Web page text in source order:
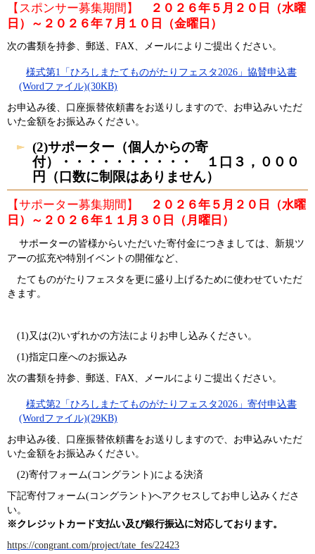
【スポンサー募集期間】
２０２６年５月２０日（水曜
日）～２０２６年７月１０日（金曜日）
次の書類を持参、郵送、FAX、メールによりご提出ください。
様式第1「ひろしまたてものがたりフェスタ2026」協賛申込書
(Wordファイル)(30KB)
お申込み後、口座振替依頼書をお送りしますので、お申込みいただ
いた金額をお振込みください。
(2)サポーター（個人からの寄
付）・・・・・・・・・・ １口３，０００
円（口数に制限はありません）
【サポーター募集期間】
２０２６年５月２０日（水曜
日）～２０２６年１１月３０日（月曜日）
サポーターの皆様からいただいた寄付金につきましては、新規ツ
アーの拡充や特別イベントの開催など、
たてものがたりフェスタを更に盛り上げるために使わせていただ
きます。
​ (1)又は(2)いずれかの方法によりお申し込みください。
(1)指定口座へのお振込み
次の書類を持参、郵送、FAX、メールによりご提出ください。
様式第2「ひろしまたてものがたりフェスタ2026」寄付申込書
(Wordファイル)(29KB)
お申込み後、口座振替依頼書をお送りしますので、お申込みいただ
いた金額をお振込みください。
(2)寄付フォーム(コングラント)による決済
下記寄付フォーム(コングラント)へアクセスしてお申し込みくださ
い。
※クレジットカード支払い及び銀行振込に対応しております。
​https://congrant.com/project/tate_fes/22423